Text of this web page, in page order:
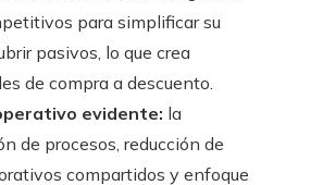
para simplificar su
pasivos, lo que crea
de compra a descuento.
evidente: la
de procesos, reducción de
compartidos y enfoque